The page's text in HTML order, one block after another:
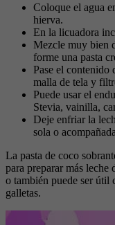
Coloque el agua
hierva.
En la licuadora
Mezcle muy bien
forme una pasta
Pase el contenido
malla de tela y
Puede usar el
Stevia, vainilla,
Deje enfriar la
sola o
La pasta de coco
para preparar más leche
o también puede ser útil
galletas.